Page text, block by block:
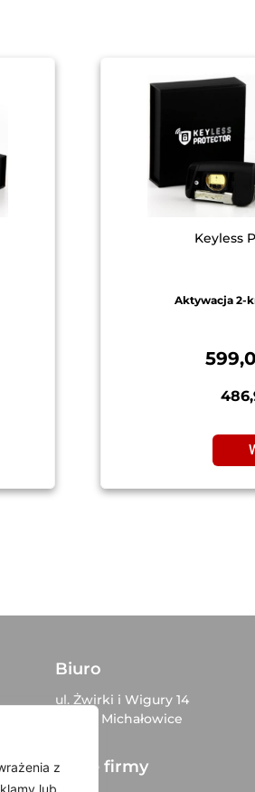
z
lub
Keyless
Aktywacja 2-
Biuro
ul. Żwirki i Wigury 14
05–816 Michałowice
Dane firmy